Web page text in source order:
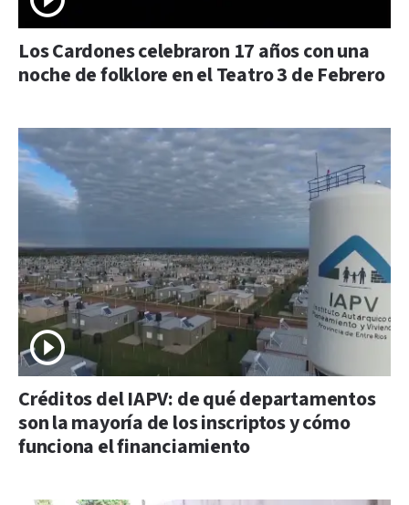
Los Cardones celebraron 17 años con una
noche de folklore en el Teatro 3 de Febrero
Créditos del IAPV: de qué departamentos
son la mayoría de los inscriptos y cómo
funciona el financiamiento